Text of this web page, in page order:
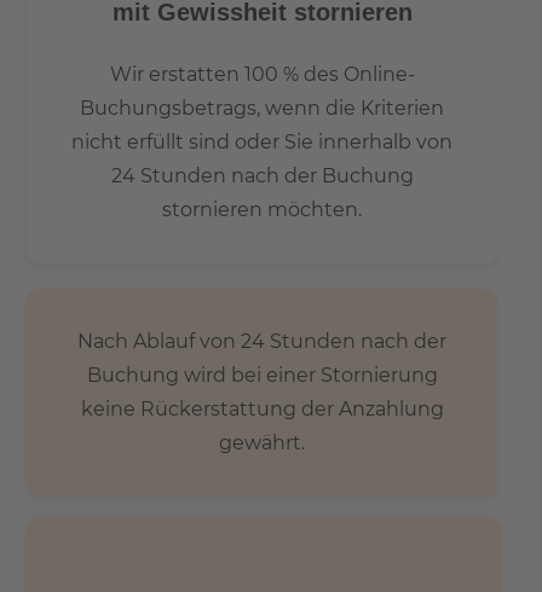
mit Gewissheit stornieren
Wir erstatten 100 % des Online-
Buchungsbetrags, wenn die Kriterien
nicht erfüllt sind oder Sie innerhalb von
24 Stunden nach der Buchung
stornieren möchten.
Nach Ablauf von 24 Stunden nach der
Buchung wird bei einer Stornierung
keine Rückerstattung der Anzahlung
gewährt.